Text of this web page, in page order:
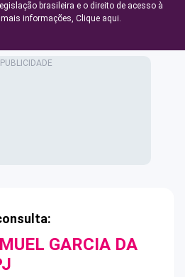
brasileira e o direito de acesso à
informações, Clique aqui.
GARCIA DA